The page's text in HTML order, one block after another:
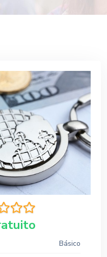
Básico